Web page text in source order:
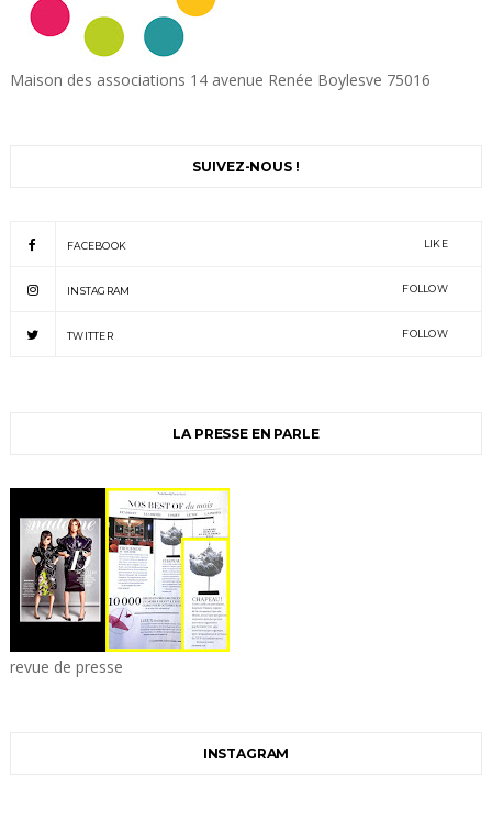
Maison des associations 14 avenue Renée Boylesve 75016
SUIVEZ-NOUS !
FACEBOOK LIKE
INSTAGRAM FOLLOW
TWITTER FOLLOW
LA PRESSE EN PARLE
revue de presse
INSTAGRAM